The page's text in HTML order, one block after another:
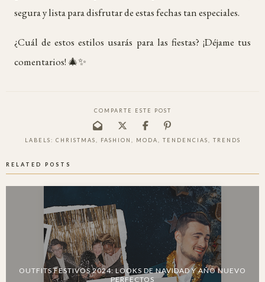
segura y lista para disfrutar de estas fechas tan especiales.
¿Cuál de estos estilos usarás para las fiestas? ¡Déjame tus
comentarios! 🎄✨
COMPARTE ESTE POST
LABELS: CHRISTMAS FASHION MODA TENDENCIAS TRENDS
RELATED POSTS
OUTFITS FESTIVOS 2024: LOOKS DE NAVIDAD Y AÑO NUEVO
PERFECTOS